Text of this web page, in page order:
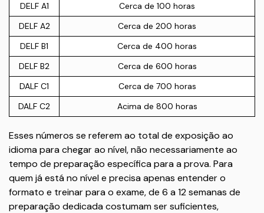
DELF A1
Cerca de 100 horas
DELF A2
Cerca de 200 horas
DELF B1
Cerca de 400 horas
DELF B2
Cerca de 600 horas
DALF C1
Cerca de 700 horas
DALF C2
Acima de 800 horas
Esses números se referem ao total de exposição ao
idioma para chegar ao nível, não necessariamente ao
tempo de preparação específica para a prova. Para
quem já está no nível e precisa apenas entender o
formato e treinar para o exame, de 6 a 12 semanas de
preparação dedicada costumam ser suficientes,